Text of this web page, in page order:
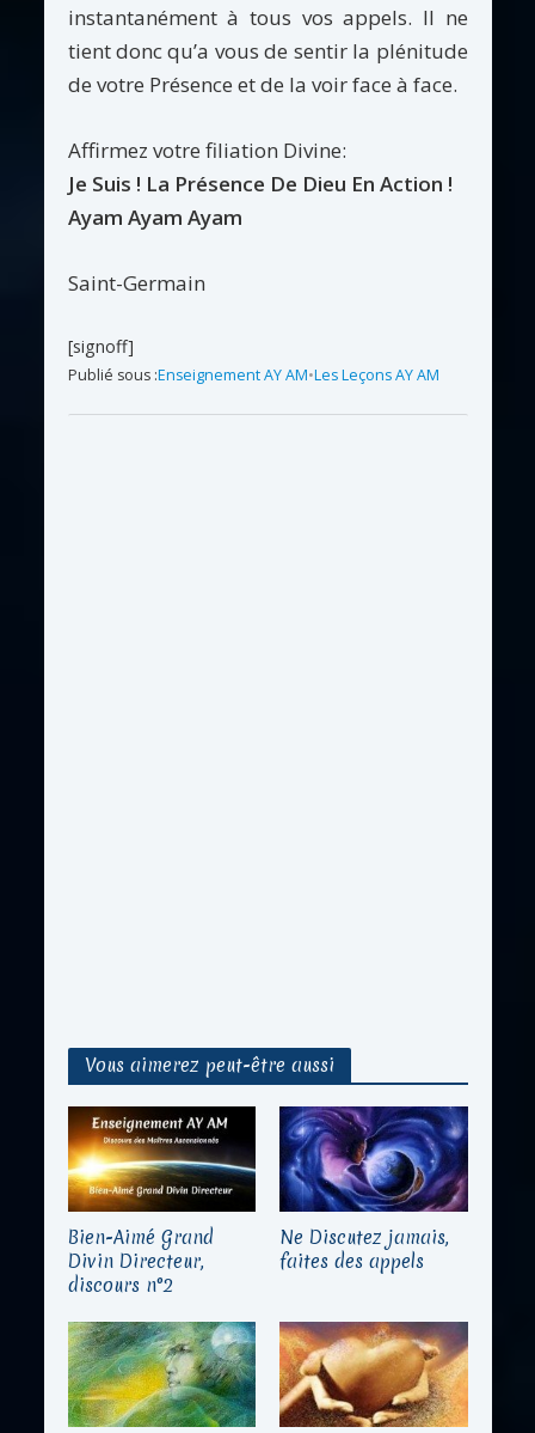
instantanément à tous vos appels. Il ne
tient donc qu’a vous de sentir la plénitude
de votre Présence et de la voir face à face.
Affirmez votre filiation Divine:
Je Suis ! La Présence De Dieu En Action !
Ayam Ayam Ayam
Saint-Germain
[signoff]
Publié sous :Enseignement AY AM•Les Leçons AY AM
Vous aimerez peut-être aussi
Bien-Aimé Grand
Divin Directeur,
discours n°2
Ne Discutez jamais,
faites des appels